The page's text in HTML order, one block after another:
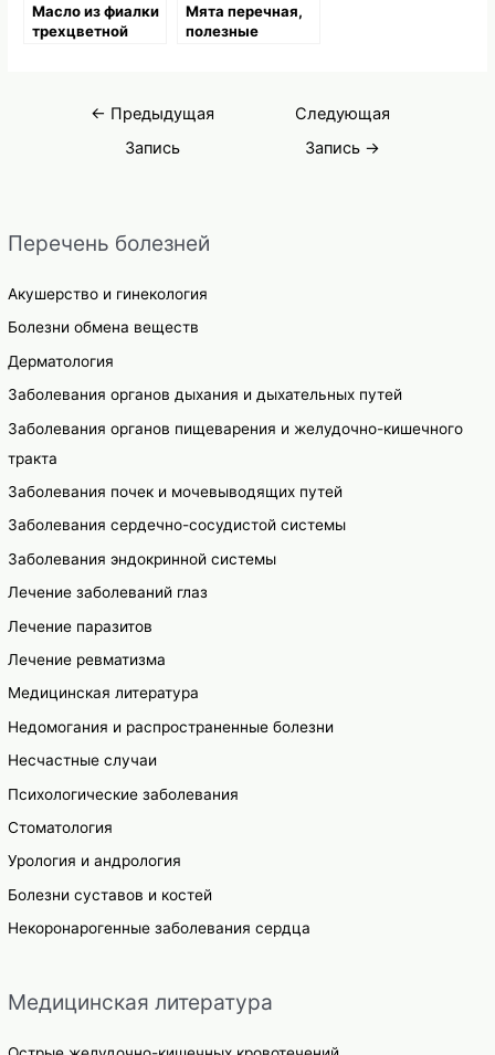
Перечень болезней
Акушерство и гинекология
Болезни обмена веществ
Дерматология
Заболевания органов дыхания и дыхательных путей
Заболевания органов пищеварения и желудочно-кишечного
тракта
Заболевания почек и мочевыводящих путей
Заболевания сердечно-сосудистой системы
Заболевания эндокринной системы
Лечение заболеваний глаз
Лечение паразитов
Лечение ревматизма
Медицинская литература
Недомогания и распространенные болезни
Несчастные случаи
Психологические заболевания
Стоматология
Урология и андрология
Болезни суставов и костей
Некоронарогенные заболевания сердца
Медицинская литература
Масло из фиалки
трехцветной
Мята перечная,
полезные
Навигация
← Предыдущая
Запись
Следующая
Запись →